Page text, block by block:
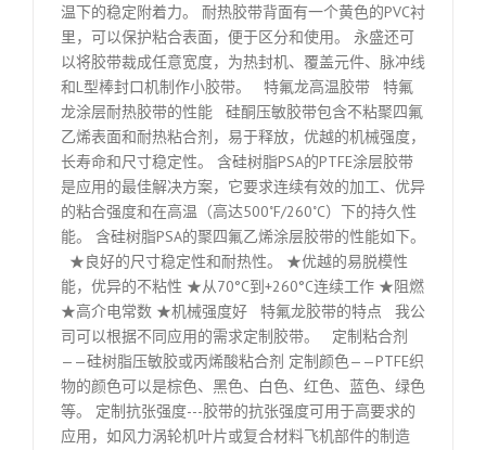
温下的稳定附着力。 耐热胶带背面有一个黄色的PVC衬
里，可以保护粘合表面，便于区分和使用。 永盛还可
以将胶带裁成任意宽度，为热封机、覆盖元件、脉冲线
和L型棒封口机制作小胶带。 特氟龙高温胶带 特氟
龙涂层耐热胶带的性能 硅酮压敏胶带包含不粘聚四氟
乙烯表面和耐热粘合剂，易于释放，优越的机械强度，
长寿命和尺寸稳定性。 含硅树脂PSA的PTFE涂层胶带
是应用的最佳解决方案，它要求连续有效的加工、优异
的粘合强度和在高温（高达500˚F/260˚C）下的持久性
能。 含硅树脂PSA的聚四氟乙烯涂层胶带的性能如下。
★良好的尺寸稳定性和耐热性。 ★优越的易脱模性
能，优异的不粘性 ★从70°C到+260°C连续工作 ★阻燃
★高介电常数 ★机械强度好 特氟龙胶带的特点 我公
司可以根据不同应用的需求定制胶带。 定制粘合剂
——硅树脂压敏胶或丙烯酸粘合剂 定制颜色——PTFE织
物的颜色可以是棕色、黑色、白色、红色、蓝色、绿色
等。 定制抗张强度---胶带的抗张强度可用于高要求的
应用，如风力涡轮机叶片或复合材料飞机部件的制造